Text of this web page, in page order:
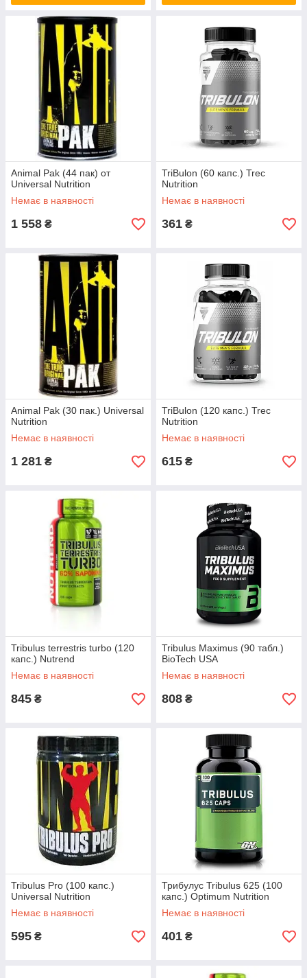
Animal Pak (44 пак) от
Universal Nutrition
Немає в наявності
1 558 ₴
TriBulon (60 капс.) Trec
Nutrition
Немає в наявності
361 ₴
Animal Pak (30 пак.) Universal
Nutrition
Немає в наявності
1 281 ₴
TriBulon (120 капс.) Trec
Nutrition
Немає в наявності
615 ₴
Tribulus terrestris turbo (120
капс.) Nutrend
Немає в наявності
845 ₴
Tribulus Maximus (90 табл.)
BioTech USA
Немає в наявності
808 ₴
Tribulus Pro (100 капс.)
Universal Nutrition
Немає в наявності
595 ₴
Трибулус Tribulus 625 (100
капс.) Optimum Nutrition
Немає в наявності
401 ₴